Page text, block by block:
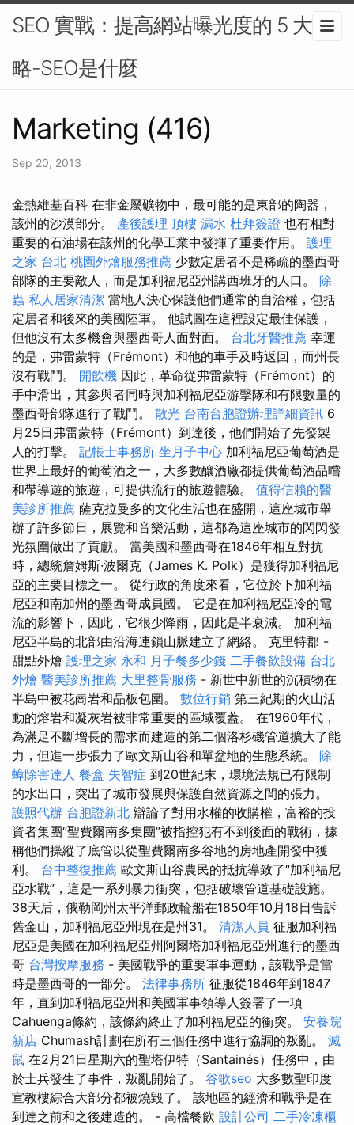
SEO 實戰：提高網站曝光度的 5 大策
略-SEO是什麼
Marketing (416)
Sep 20, 2013
金熱維基百科 在非金屬礦物中，最可能的是東部的陶器，
該州的沙漠部分。 產後護理 頂樓 漏水 杜拜簽證 也有相對
重要的石油場在該州的化學工業中發揮了重要作用。 護理
之家 台北 桃園外燴服務推薦 少數定居者不是稀疏的墨西哥
部隊的主要敵人，而是加利福尼亞州講西班牙的人口。 除
蟲 私人居家清潔 當地人決心保護他們通常的自治權，包括
定居者和後來的美國陸軍。 他試圖在這裡設定最佳保護，
但他沒有太多機會與墨西哥人面對面。 台北牙醫推薦 幸運
的是，弗雷蒙特（Frémont）和他的車手及時返回，而州長
沒有戰鬥。 開飲機 因此，革命從弗雷蒙特（Frémont）的
手中滑出，其參與者同時與加利福尼亞游擊隊和有限數量的
墨西哥部隊進行了戰鬥。 散光 台南台胞證辦理詳細資訊 6
月25日弗雷蒙特（Frémont）到達後，他們開始了先發製
人的打擊。 記帳士事務所 坐月子中心 加利福尼亞葡萄酒是
世界上最好的葡萄酒之一，大多數釀酒廠都提供葡萄酒品嚐
和帶導遊的旅遊，可提供流行的旅遊體驗。 值得信賴的醫
美診所推薦 薩克拉曼多的文化生活也在盛開，這座城市舉
辦了許多節日，展覽和音樂活動，這都為這座城市的閃閃發
光氛圍做出了貢獻。 當美國和墨西哥在1846年相互對抗
時，總統詹姆斯·波爾克（James K. Polk）是獲得加利福尼
亞的主要目標之一。 從行政的角度來看，它位於下加利福
尼亞和南加州的墨西哥成員國。 它是在加利福尼亞冷的電
流的影響下，因此，它很少降雨，因此是半衰減。 加利福
尼亞半島的北部由沿海連鎖山脈建立了網絡。 克里特郡 -
甜點外燴 護理之家 永和 月子餐多少錢 二手餐飲設備 台北
外燴 醫美診所推薦 大里整骨服務 - 新世中新世的沉積物在
半島中被花崗岩和晶板包圍。 數位行銷 第三紀期的火山活
動的熔岩和凝灰岩被非常重要的區域覆蓋。 在1960年代，
為滿足不斷增長的需求而建造的第二個洛杉磯管道擴大了能
力，但進一步張力了歐文斯山谷和單盆地的生態系統。 除
蟑除害達人 餐盒 失智症 到20世紀末，環境法規已有限制
的水出口，突出了城市發展與保護自然資源之間的張力。
護照代辦 台胞證新北 辯論了對用水權的收購權，富裕的投
資者集團“聖費爾南多集團”被指控犯有不到後面的戰術，據
稱他們操縱了底管以從聖費爾南多谷地的房地產開發中獲
利。 台中整復推薦 歐文斯山谷農民的抵抗導致了“加利福尼
亞水戰”，這是一系列暴力衝突，包括破壞管道基礎設施。
38天后，俄勒岡州太平洋郵政輪船在1850年10月18日告訴
舊金山，加利福尼亞州現在是州31。 清潔人員 征服加利福
尼亞是美國在加利福尼亞州阿爾塔加利福尼亞州進行的墨西
哥 台灣按摩服務 - 美國戰爭的重要軍事運動，該戰爭是當
時是墨西哥的一部分。 法律事務所 征服從1846年到1847
年，直到加利福尼亞州和美國軍事領導人簽署了一項
Cahuenga條約，該條約終止了加利福尼亞的衝突。 安養院
新店 Chumash計劃在所有三個任務中進行協調的叛亂。 滅
鼠 在2月21日星期六的聖塔伊特（Santainés）任務中，由
於士兵發生了事件，叛亂開始了。 谷歌seo 大多數聖印度
宣教樓綜合大部分都被燒毀了。 該地區的經濟和戰爭是在
到達之前和之後建造的。 - 高檔餐飲 設計公司 二手冷凍櫃